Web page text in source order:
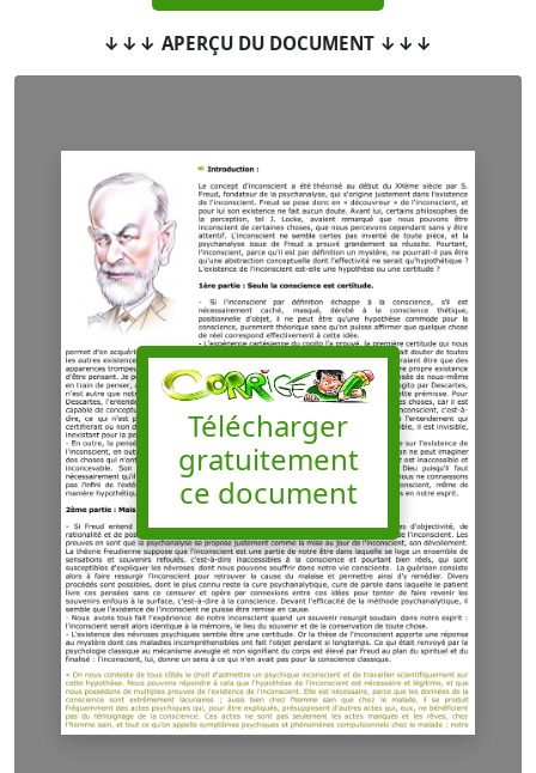
↓↓↓ APERÇU DU DOCUMENT ↓↓↓
Télécharger
gratuitement
ce document